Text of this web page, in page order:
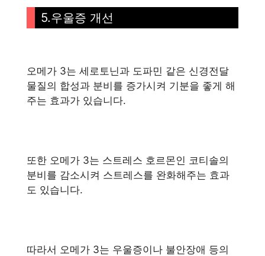
5.우울증 개선
오메가 3는 세로토닌과 도파민 같은 신경전달
물질의 합성과 분비를 증가시켜 기분을 좋게 해
주는 효과가 있습니다.
또한 오메가 3는 스트레스 호르몬인 코티솔의
분비를 감소시켜 스트레스를 완화해주는 효과
도 있습니다.
따라서 오메가 3는 우울증이나 불안장애 등의